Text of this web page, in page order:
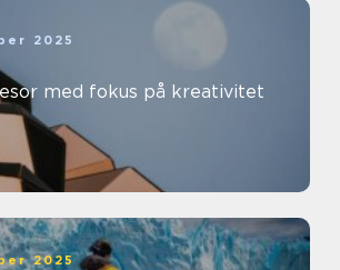
2025
med fokus på kreativitet
2025